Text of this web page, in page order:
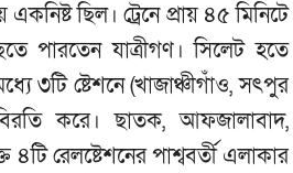
একনিষ্ট ছিল। ট্রেনে প্রায় ৪৫ মিনিটে
পারতেন যাত্রীগণ। সিলেট হতে
৩টি ষ্টেশনে (খাজাঞ্চীগাঁও, সৎপুর
করে। ছাতক, আফজালাবাদ,
রেলষ্টেশনের পাশ্ববর্তী এলাকার